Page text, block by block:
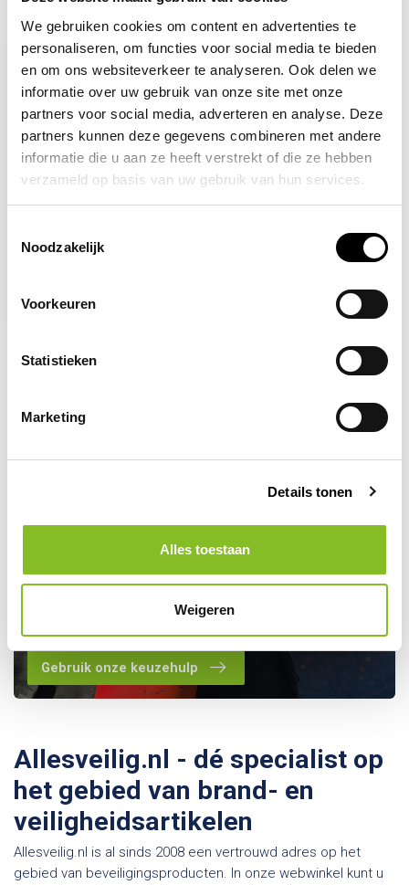
We gebruiken cookies om content en advertenties te
personaliseren, om functies voor social media te bieden
en om ons websiteverkeer te analyseren. Ook delen we
informatie over uw gebruik van onze site met onze
partners voor social media, adverteren en analyse. Deze
partners kunnen deze gegevens combineren met andere
informatie die u aan ze heeft verstrekt of die ze hebben
verzameld op basis van uw gebruik van hun services.
Noodzakelijk
Voorkeuren
Statistieken
Marketing
Details tonen
Alles toestaan
Weigeren
Recent bekeken
-17%
Op voorraad
11,95 9,95
Kom je er toch niet helemaal
uit? Maak gebruik van onze
Gebruik onze keuzehulp
Allesveilig.nl - dé specialist op
het gebied van brand- en
veiligheidsartikelen
Allesveilig.nl is al sinds 2008 een vertrouwd adres op het
gebied van beveiligingsproducten. In onze webwinkel kunt u